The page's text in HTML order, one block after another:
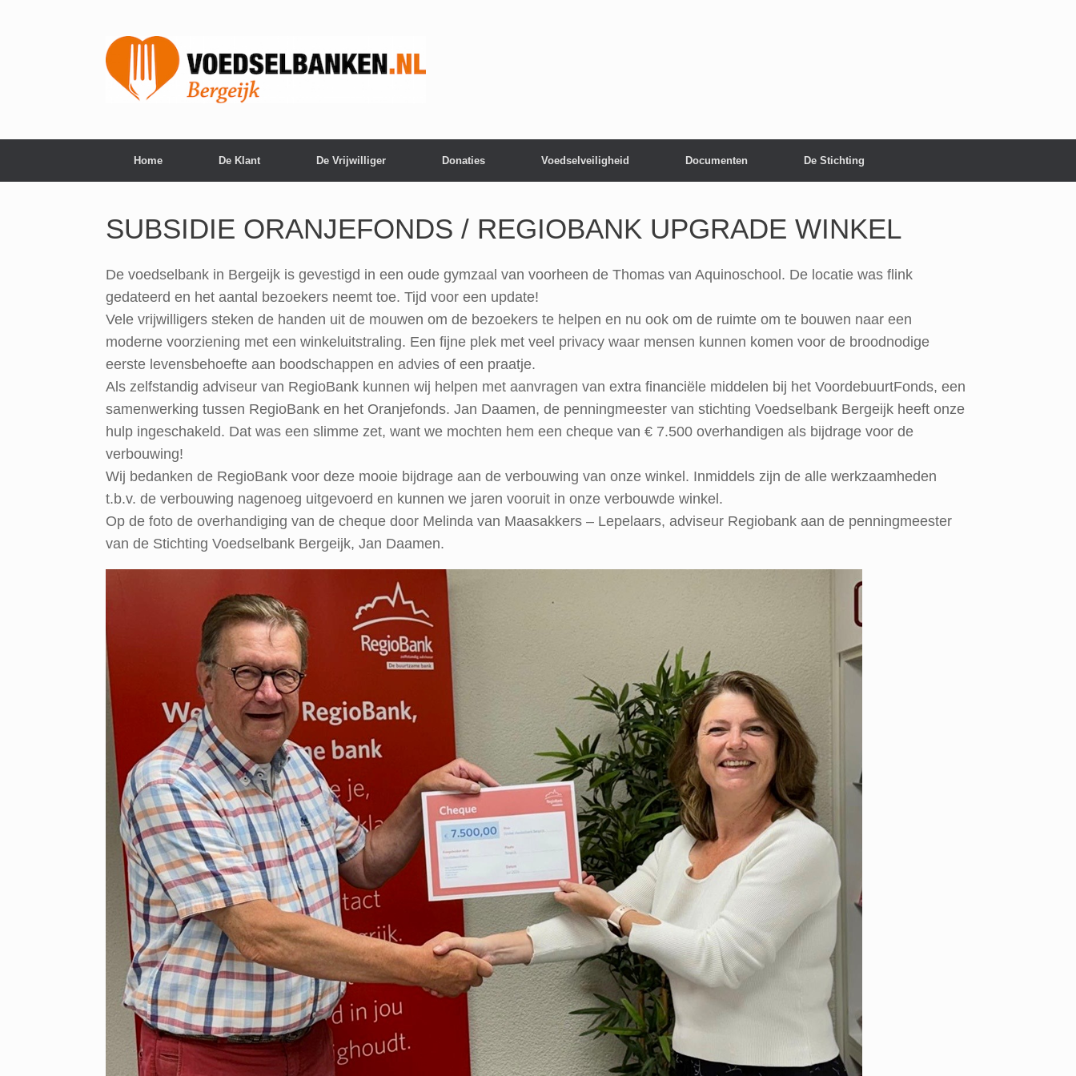
Home De Klant De Vrijwilliger Donaties Voedselveiligheid Documenten De Stichting
SUBSIDIE ORANJEFONDS / REGIOBANK UPGRADE WINKEL
De voedselbank in Bergeijk is gevestigd in een oude gymzaal van voorheen de Thomas van Aquinoschool. De locatie was flink
gedateerd en het aantal bezoekers neemt toe. Tijd voor een update!
Vele vrijwilligers steken de handen uit de mouwen om de bezoekers te helpen en nu ook om de ruimte om te bouwen naar een
moderne voorziening met een winkeluitstraling. Een fijne plek met veel privacy waar mensen kunnen komen voor de broodnodige
eerste levensbehoefte aan boodschappen en advies of een praatje.
Als zelfstandig adviseur van RegioBank kunnen wij helpen met aanvragen van extra financiële middelen bij het VoordebuurtFonds, een
samenwerking tussen RegioBank en het Oranjefonds. Jan Daamen, de penningmeester van stichting Voedselbank Bergeijk heeft onze
hulp ingeschakeld. Dat was een slimme zet, want we mochten hem een cheque van € 7.500 overhandigen als bijdrage voor de
verbouwing!
Wij bedanken de RegioBank voor deze mooie bijdrage aan de verbouwing van onze winkel. Inmiddels zijn de alle werkzaamheden
t.b.v. de verbouwing nagenoeg uitgevoerd en kunnen we jaren vooruit in onze verbouwde winkel.
Op de foto de overhandiging van de cheque door Melinda van Maasakkers – Lepelaars, adviseur Regiobank aan de penningmeester
van de Stichting Voedselbank Bergeijk, Jan Daamen.